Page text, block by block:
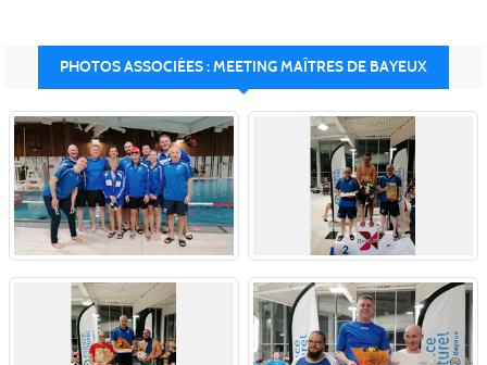
PHOTOS ASSOCIÉES : MEETING MAÎTRES DE BAYEUX